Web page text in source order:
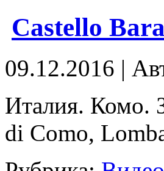
Castello
09.12.2016 |
Итaлия. Комо.
di Como,